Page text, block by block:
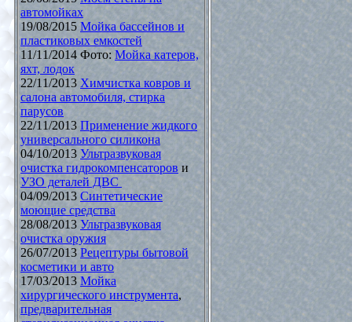
автомойках
19/08/2015 Мойка бассейнов и
пластиковых емкостей
11/11/2014 Фото: Мойка катеров,
яхт, лодок
22/11/2013 Химчистка ковров и
салона автомобиля, стирка
парусов
22/11/2013 Применение жидкого
универсального силикона
04/10/2013 Ультразвуковая
очистка гидрокомпенсаторов и
УЗО деталей ДВС
04/09/2013 Синтетические
моющие средства
28/08/2013 Ультразвуковая
очистка оружия
26/07/2013 Рецептуры бытовой
косметики и авто
17/03/2013 Мойка
хирургического инструмента,
предварительная